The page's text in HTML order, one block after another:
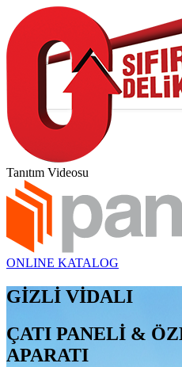
Tanıtım Videosu
ONLINE KATALOG
GİZLİ VİDALI
ÇATI PANELİ &
APARATI